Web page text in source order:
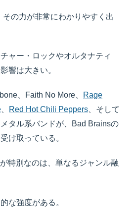
その力が非常にわかりやすく出
ャー・ロックやオルタナティ
響は大きい。
、Faith No More、
Rage
Red Hot Chili Peppers 、そして
タル系バンドが、Bad Brainsの
け取っている。
特別なのは、単なるジャンル融
な強度がある。